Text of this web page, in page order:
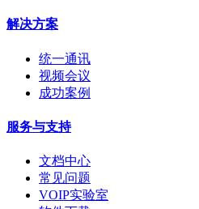
解决方案
统一通讯
视频会议
成功案例
服务与支持
文档中心
常见问题
VOIP实验室